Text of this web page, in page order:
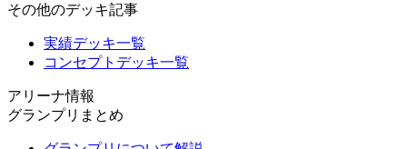
その他のデッキ記事
実績デッキ一覧
コンセプトデッキ一覧
アリーナ情報
グランプリまとめ